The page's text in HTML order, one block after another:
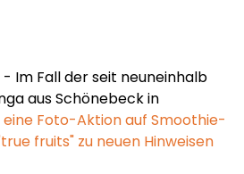
- Im Fall der seit neuneinhalb
aus Schönebeck in
Foto-Aktion auf Smoothie-
fruits" zu neuen Hinweisen